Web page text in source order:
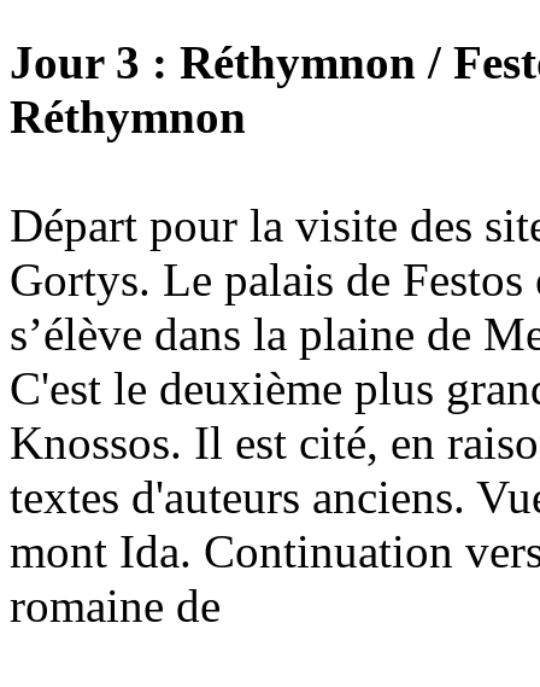
Jour 3 : Réthymnon /
Réthymnon
Départ pour la visite des
Gortys. Le palais de
s’élève dans la plaine de
C'est le deuxième plus
Knossos. Il est cité, en
textes d'auteurs anciens.
mont Ida. Continuation
romaine de